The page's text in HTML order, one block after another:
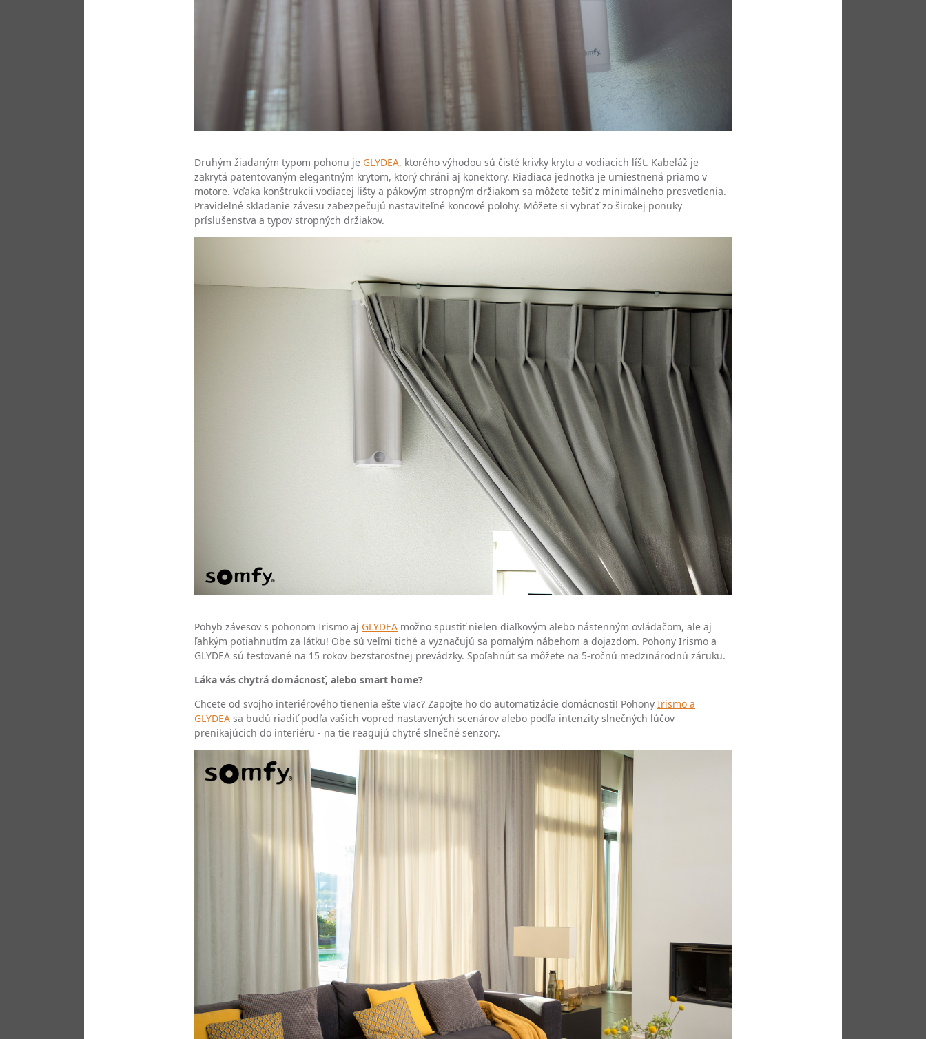
Druhým žiadaným typom pohonu je GLYDEA, ktorého výhodou sú čisté krivky krytu a vodiacich líšt. Kabeláž je
zakrytá patentovaným elegantným krytom, ktorý chráni aj konektory. Riadiaca jednotka je umiestnená priamo v
motore. Vďaka konštrukcii vodiacej lišty a pákovým stropným držiakom sa môžete tešiť z minimálneho presvetlenia.
Pravidelné skladanie závesu zabezpečujú nastaviteľné koncové polohy. Môžete si vybrať zo širokej ponuky
príslušenstva a typov stropných držiakov.
Pohyb závesov s pohonom Irismo aj GLYDEAmožno spustiť nielen diaľkovým alebo nástenným ovládačom, ale aj
ľahkým potiahnutím za látku! Obe sú veľmi tiché a vyznačujú sa pomalým nábehom a dojazdom. Pohony Irismo a
GLYDEA sú testované na 15 rokov bezstarostnej prevádzky. Spoľahnúť sa môžete na 5-ročnú medzinárodnú záruku.
Láka vás chytrá domácnosť, alebo smart home?
Chcete od svojho interiérového tienenia ešte viac? Zapojte ho do automatizácie domácnosti! Pohony Irismo a
GLYDEAsa budú riadiť podľa vašich vopred nastavených scenárov alebo podľa intenzity slnečných lúčov
prenikajúcich do interiéru - na tie reagujú chytré slnečné senzory.